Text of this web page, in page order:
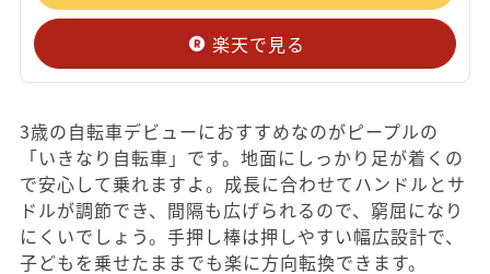
楽天で見る
3歳の自転車デビューにおすすめなのがピープルの
「いきなり自転車」です。地面にしっかり足が着くの
で安心して乗れますよ。成長に合わせてハンドルとサ
ドルが調節でき、間隔も広げられるので、窮屈になり
にくいでしょう。手押し棒は押しやすい幅広設計で、
子どもを乗せたままでも楽に方向転換できます。